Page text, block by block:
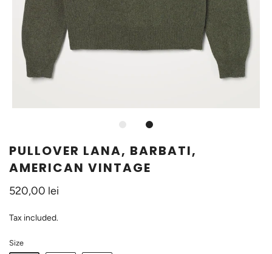
PULLOVER LANA, BARBATI,
AMERICAN VINTAGE
520,00 lei
Tax included.
Size